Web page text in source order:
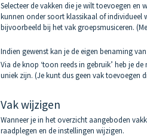
Selecteer de vakken die je wilt toevoegen
kunnen onder soort klassikaal of individueel
bijvoorbeeld bij het vak groepsmusiceren.
Indien gewenst kan je de eigen benaming
Via de knop ‘toon reeds in gebruik’ heb je
uniek zijn. (Je kunt dus geen vak toevoegen
Vak wijzigen
Wanneer je in het overzicht aangeboden
raadplegen en de instellingen wijzigen.